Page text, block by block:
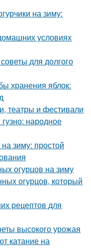
на зиму:
условиях
для долгого
хранения яблок:
театры и фестивали
народное
зиму: простой
огурцов на зиму
огурцов, который
рецептов для
высокого урожая
катание на